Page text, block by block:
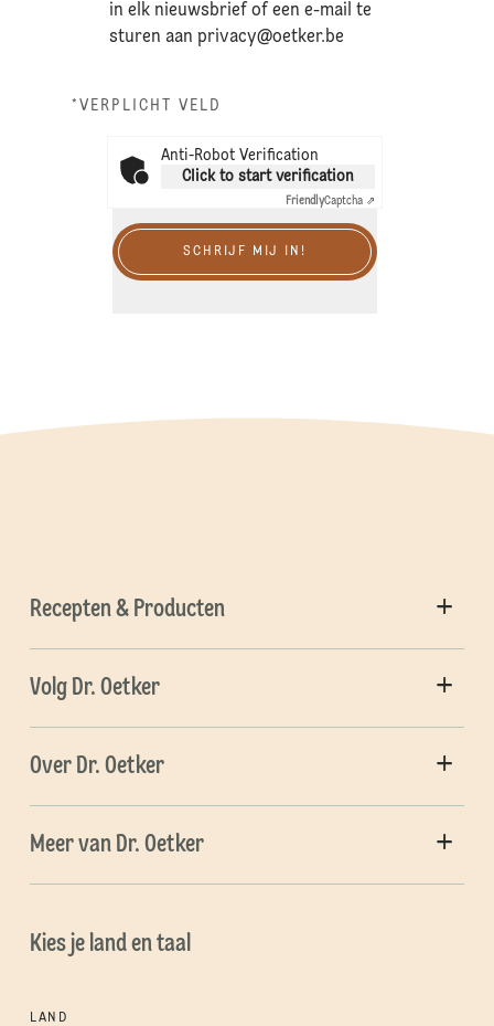
in elk nieuwsbrief of een e-mail te
sturen aanprivacy@oetker.be
*VERPLICHT VELD
Anti-Robot Verification
Click to start verification
FriendlyCaptcha ⇗
SCHRIJF MIJ IN!
Recepten & Producten
Volg Dr. Oetker
Over Dr. Oetker
Meer van Dr. Oetker
Kies je land en taal
LAND